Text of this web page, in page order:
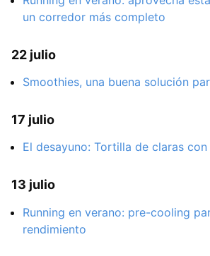
un corredor más completo
22 julio
Smoothies, una buena solución
17 julio
El desayuno: Tortilla de claras con
13 julio
Running en verano: pre-cooling
rendimiento